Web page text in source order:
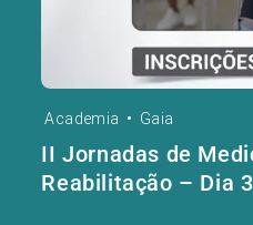
Academia • Gaia
II Jornadas de
Reabilitação – Dia 3